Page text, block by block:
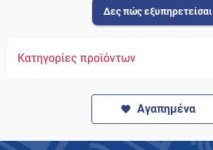
Δες πώς εξυπηρετείσαι
Κατηγορίες προϊόντων
Αγαπημένα